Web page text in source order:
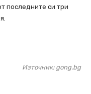
последните си три
Източник: gong.bg